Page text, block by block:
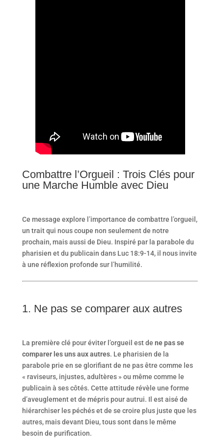
Combattre l’Orgueil : Trois Clés pour
une Marche Humble avec Dieu
Ce message explore l’importance de combattre l’orgueil,
un trait qui nous coupe non seulement de notre
prochain, mais aussi de Dieu. Inspiré par la parabole du
pharisien et du publicain dans Luc 18:9-14, il nous invite
à une réflexion profonde sur l’humilité.
1. Ne pas se comparer aux autres
La première clé pour éviter l’orgueil est de ne pas se
comparer les uns aux autres. Le pharisien de la
parabole prie en se glorifiant de ne pas être comme les
« raviseurs, injustes, adultères » ou même comme le
publicain à ses côtés. Cette attitude révèle une forme
d’aveuglement et de mépris pour autrui. Il est aisé de
hiérarchiser les péchés et de se croire plus juste que les
autres, mais devant Dieu, tous sont dans le même
besoin de purification.